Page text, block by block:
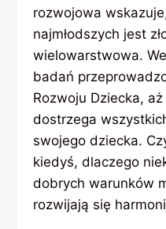
rozwojowa
najmłodszych jest
wielowarstwowa.
badań
Rozwoju Dziecka,
dostrzega
swojego dziecka.
kiedyś, dlaczego
dobrych warunków
rozwijają się